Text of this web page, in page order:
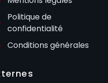
Politique de
confidentialité
Conditions générales